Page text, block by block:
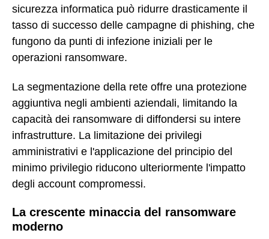
sicurezza informatica può ridurre drasticamente il
tasso di successo delle campagne di phishing, che
fungono da punti di infezione iniziali per le
operazioni ransomware.
La segmentazione della rete offre una protezione
aggiuntiva negli ambienti aziendali, limitando la
capacità dei ransomware di diffondersi su intere
infrastrutture. La limitazione dei privilegi
amministrativi e l'applicazione del principio del
minimo privilegio riducono ulteriormente l'impatto
degli account compromessi.
La crescente minaccia del ransomware
moderno